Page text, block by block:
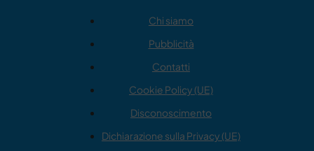
Chi siamo
Pubblicità
Contatti
Cookie Policy (UE)
Disconoscimento
Dichiarazione sulla Privacy (UE)